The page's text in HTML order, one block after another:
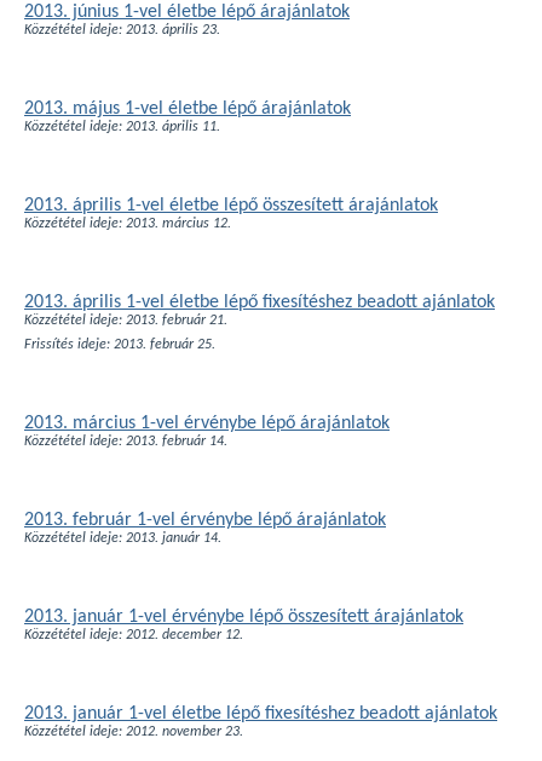
2013. június 1-vel életbe lépő árajánlatok
Közzététel ideje: 2013. április 23.
2013. május 1-vel életbe lépő árajánlatok
Közzététel ideje: 2013. április 11.
2013. április 1-vel életbe lépő összesített árajánlatok
Közzététel ideje: 2013. március 12.
2013. április 1-vel életbe lépő fixesítéshez beadott ajánlatok
Közzététel ideje: 2013. február 21.
Frissítés ideje: 2013. február 25.
2013. március 1-vel érvénybe lépő árajánlatok
Közzététel ideje: 2013. február 14.
2013. február 1-vel érvénybe lépő árajánlatok
Közzététel ideje: 2013. január 14.
2013. január 1-vel érvénybe lépő összesített árajánlatok
Közzététel ideje: 2012. december 12.
2013. január 1-vel életbe lépő fixesítéshez beadott ajánlatok
Közzététel ideje: 2012. november 23.